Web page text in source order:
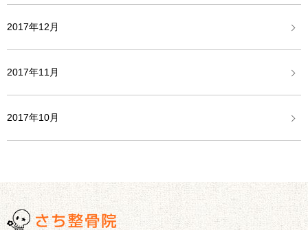
2017年12月
2017年11月
2017年10月